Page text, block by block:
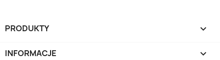
PRODUKTY 
INFORMACJE 